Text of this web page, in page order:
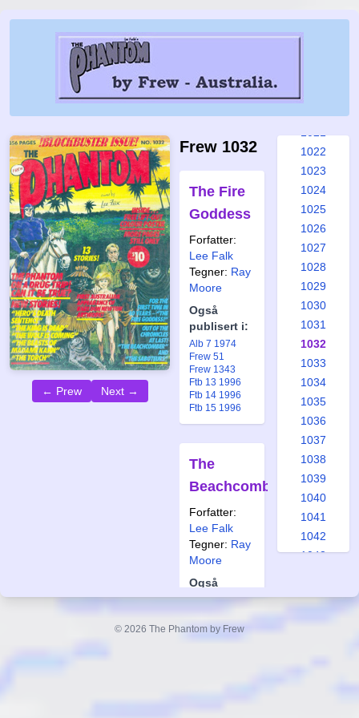
← Prew Next →
Frew 1032
The Fire
Goddess
Forfatter:
Lee Falk
Tegner: Ray
Moore
Også
publisert i:
Alb 7 1974
Frew 51
Frew 1343
Ftb 13 1996
Ftb 14 1996
Ftb 15 1996
The
Beachcomber
Forfatter:
Lee Falk
Tegner: Ray
Moore
Også
publisert i:
Frew 222
Frew 1343
1015
1016
1022
1023
1024
1025
1026
1027
1028
1029
1030
1031
1032
1033
1034
1035
1036
1037
1038
1039
1040
1041
1042
1043
© 2026 The Phantom by Frew